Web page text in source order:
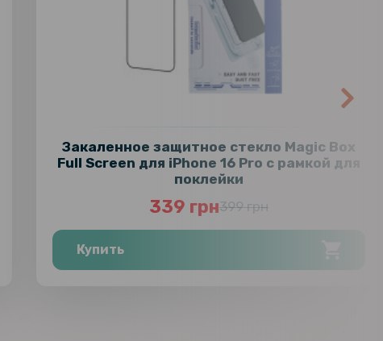
Закаленное защитное стекло Magic Box
Full Screen для iPhone 16 Pro с рамкой для
поклейки
339 грн399 грн
Купить